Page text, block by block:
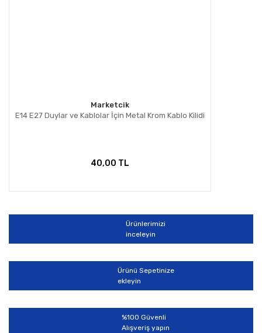
Marketcik
E14 E27 Duylar ve Kablolar İçin Metal Krom Kablo Kilidi
40,00 TL
Ürünlerimizi
inceleyin
Ürünü Sepetinize
ekleyin
%100 Güvenli
Alışveriş yapın